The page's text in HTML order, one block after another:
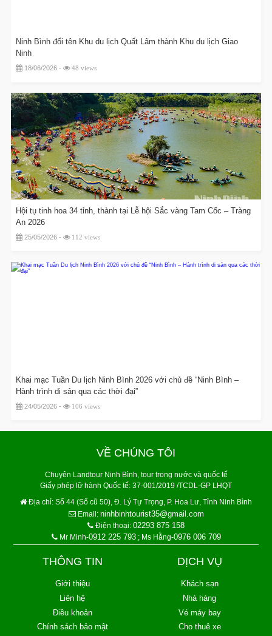
Ninh Bình đổi tên Khu du lịch Quất Lâm thành Khu du lịch Giao
Ninh
18/06/2026 - 48 views
Hội tụ tinh hoa 34 tỉnh, thành tại Lễ hội Sắc vàng Tam Cốc – Tràng
An 2026
25/05/2026 - 112 views
Khai mạc Tuần Du lịch Ninh Bình 2026 với chủ đề “Ninh Bình –
Hành trình di sản qua các thời đại”
24/05/2026 - 106 views
VỀ CHÚNG TÔI
Chuyên Landtour Ninh Bình, tour trong nước và quốc tế
Giấy phép lữ hành Quốc tế: 37-001/2019 /TCDL-GP LHQT
Địa chỉ: Số 44 (Số cũ 50), Đ. Lý Tự Trọng, P. Hoa Lư, Tỉnh Ninh Bình
Email: ninhbinhtourist35@gmail.com
Điện thoại: 02293 875 158
Mr Minh-0912 225 793; Ms Hằng-0976 006 709
THÔNG TIN
Giới thiệu
Liên hệ
Điều khoản
Chính sách bảo mật
DỊCH VỤ
Khách sạn
Nhà hàng
Vé máy bay
Cho thuê xe